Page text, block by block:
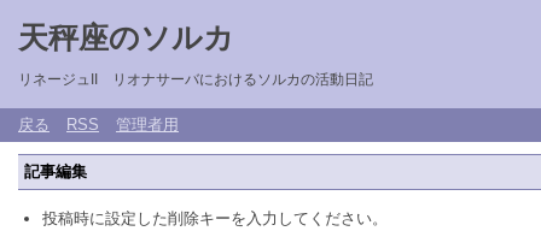
天秤座のソルカ
リネージュII リオナサーバにおけるソルカの活動日記
戻る RSS 管理者用
記事編集
投稿時に設定した削除キーを入力してください。